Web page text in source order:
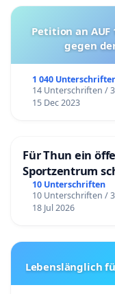
Petition an
gegen
1 040
14 Unterschriften /
15 Dec 2023
Für Thun ein
Sportzentrum
10 Unterschriften
10 Unterschriften /
18 Jul 2026
Lebenslänglich